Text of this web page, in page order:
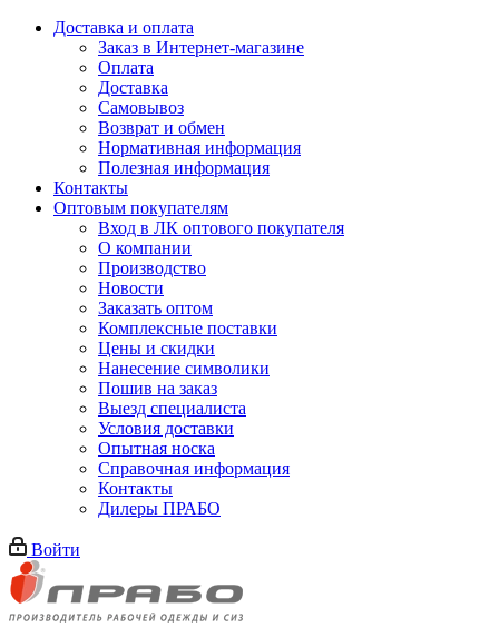
Доставка и оплата
Заказ в Интернет-магазине
Оплата
Доставка
Самовывоз
Возврат и обмен
Нормативная информация
Полезная информация
Контакты
Оптовым покупателям
Вход в ЛК оптового покупателя
О компании
Производство
Новости
Заказать оптом
Комплексные поставки
Цены и скидки
Нанесение символики
Пошив на заказ
Выезд специалиста
Условия доставки
Опытная носка
Справочная информация
Контакты
Дилеры ПРАБО
Войти